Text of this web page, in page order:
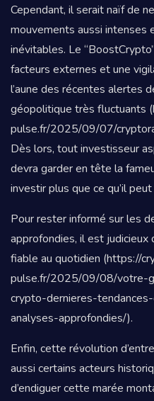
Cependant, il serait naïf de
mouvements aussi intenses
inévitables. Le
facteurs externes et une
l’aune des récentes alertes
géopolitique très fluctuants
pulse.fr/2025/09/07/
Dès lors, tout investisseur
devra garder en tête la
investir plus que ce qu’il
Pour rester informé sur les
approfondies, il est
fiable au quotidien (https://
pulse.fr/2025/09/08/votre-
crypto-dernieres-
analyses-approfondies/).
Enfin, cette révolution
aussi certains acteurs
d’endiguer cette marée